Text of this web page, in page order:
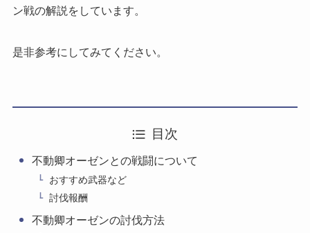
ン戦の解説をしています。
是非参考にしてみてください。
目次
不動卿オーゼンとの戦闘について
おすすめ武器など
討伐報酬
不動卿オーゼンの討伐方法